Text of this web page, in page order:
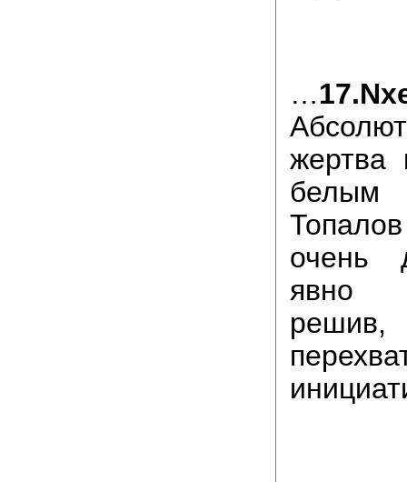
…
жертва
белым
очень
явно